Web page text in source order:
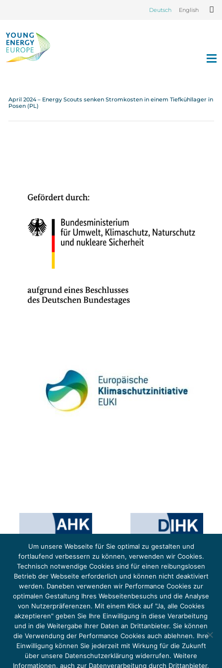
Deutsch English
April 2024 – Energy Scouts senken Stromkosten in einem Tiefkühllager in
Posen (PL)
Das Projekt YOUNG ENERGY EUROPE wird gefördert durch die Europäische Klimaschutzinitiative (EUKI).
Die EUKI ist ein Förderinstrument des deutschen Bundesministeriums für Umwelt, Klimaschutz,
Naturschutz und nukleare Sicherheit (BMUKN). Übergeordnetes Ziel der EUKI ist eine Intensivierung des
grenzüberschreitenden Dialogs sowie des Wissens- und Erfahrungsaustauschs in der Europäischen Union,
um gemeinsam die Umsetzung des Paris Abkommens voranzutreiben.
Um unsere Webseite für Sie optimal zu gestalten und
fortlaufend verbessern zu können, verwenden wir Cookies.
Technisch notwendige Cookies sind für einen reibungslosen
Betrieb der Webseite erforderlich und können nicht deaktiviert
werden. Daneben verwenden wir Performance Cookies zur
optimalen Gestaltung Ihres Webseitenbesuchs und die Analyse
von Nutzerpräferenzen. Mit einem Klick auf "Ja, alle Cookies
akzeptieren" geben Sie Ihre Einwilligung in diese Verarbeitung
und in die Weitergabe Ihrer Daten an Drittanbieter. Sie können
die Verwendung der Performance Cookies auch ablehnen. Ihre
Einwilligung können Sie jederzeit mit Wirkung für die Zukunft
über unsere Datenschutzerklärung widerrufen. Weitere
Informationen, auch zur Datenverarbeitung durch Drittanbieter,